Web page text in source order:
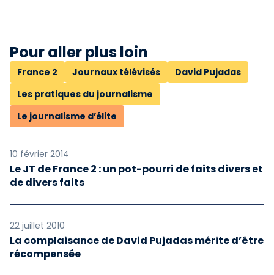
Pour aller plus loin
France 2 Journaux télévisés
David Pujadas
Les pratiques du journalisme
Le journalisme d’élite
10 février 2014
Le JT de France 2 : un pot-pourri de faits divers et
de divers faits
22 juillet 2010
La complaisance de David Pujadas mérite d’être
récompensée